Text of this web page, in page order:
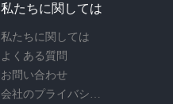
私たちに関しては
私たちに関しては
よくある質問
お問い合わせ